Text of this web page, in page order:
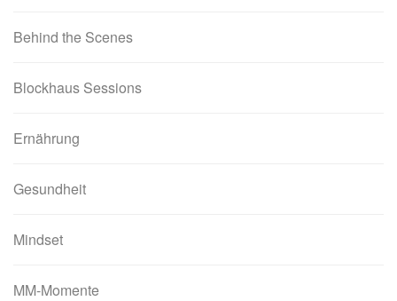
Behind the Scenes
Blockhaus Sessions
Ernährung
Gesundheit
Mindset
MM-Momente